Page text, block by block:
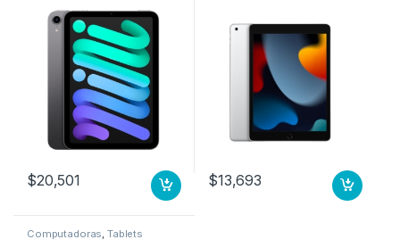
$20,501 $13,693
Computadoras ,Tablets